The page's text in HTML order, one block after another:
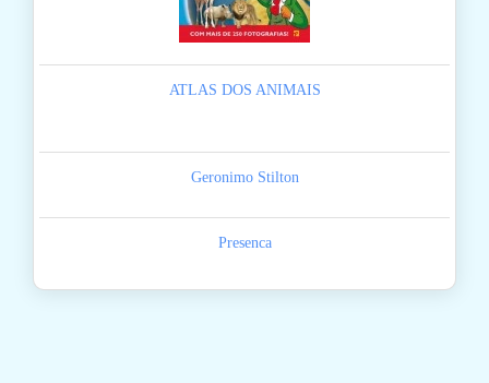
ATLAS DOS ANIMAIS
Geronimo Stilton
Presenca